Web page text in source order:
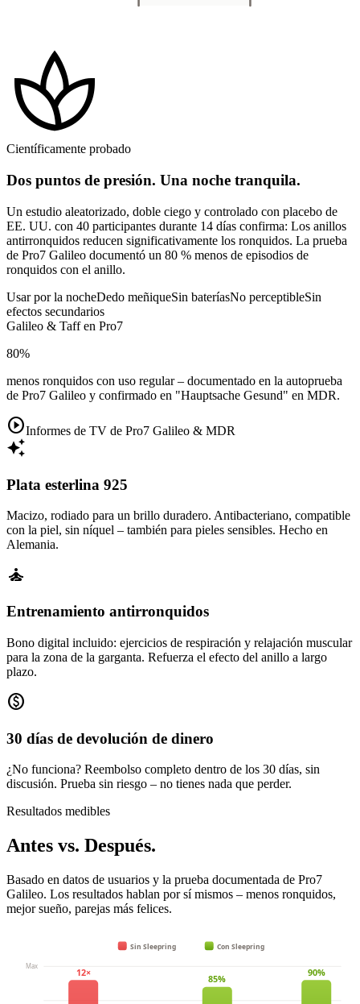
spa
Científicamente probado
Dos puntos de presión. Una noche tranquila.
Un estudio aleatorizado, doble ciego y controlado con placebo de
EE. UU. con 40 participantes durante 14 días confirma: Los anillos
antirronquidos reducen significativamente los ronquidos. La prueba
de Pro7 Galileo documentó un 80 % menos de episodios de
ronquidos con el anillo.
Usar por la nocheDedo meñiqueSin bateríasNo perceptibleSin
efectos secundarios
Galileo & Taff en Pro7
80%
menos ronquidos con uso regular – documentado en la autoprueba
de Pro7 Galileo y confirmado en "Hauptsache Gesund" en MDR.
play_circleInformes de TV de Pro7 Galileo & MDR
auto_awesome
Plata esterlina 925
Macizo, rodiado para un brillo duradero. Antibacteriano, compatible
con la piel, sin níquel – también para pieles sensibles. Hecho en
Alemania.
self_improvement
Entrenamiento antirronquidos
Bono digital incluido: ejercicios de respiración y relajación muscular
para la zona de la garganta. Refuerza el efecto del anillo a largo
plazo.
paid
30 días de devolución de dinero
¿No funciona? Reembolso completo dentro de los 30 días, sin
discusión. Prueba sin riesgo – no tienes nada que perder.
Resultados medibles
Antes vs. Después.
Basado en datos de usuarios y la prueba documentada de Pro7
Galileo. Los resultados hablan por sí mismos – menos ronquidos,
mejor sueño, parejas más felices.
Max 12×
85%
90%
Sin Sleepring Con Sleepring